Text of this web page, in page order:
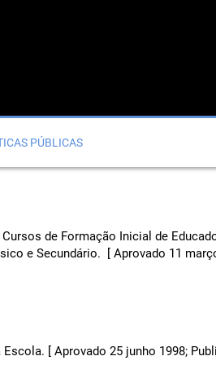
PÚBLICAS
de Formação Inicial de
e Secundário. [ Aprovado 11
[ Aprovado 25 junho 1998;